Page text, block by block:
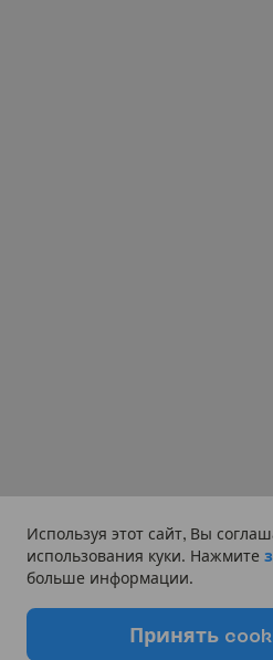
Используя этот сайт, Вы
использования куки. Нажмите
больше информации.
Принять cook